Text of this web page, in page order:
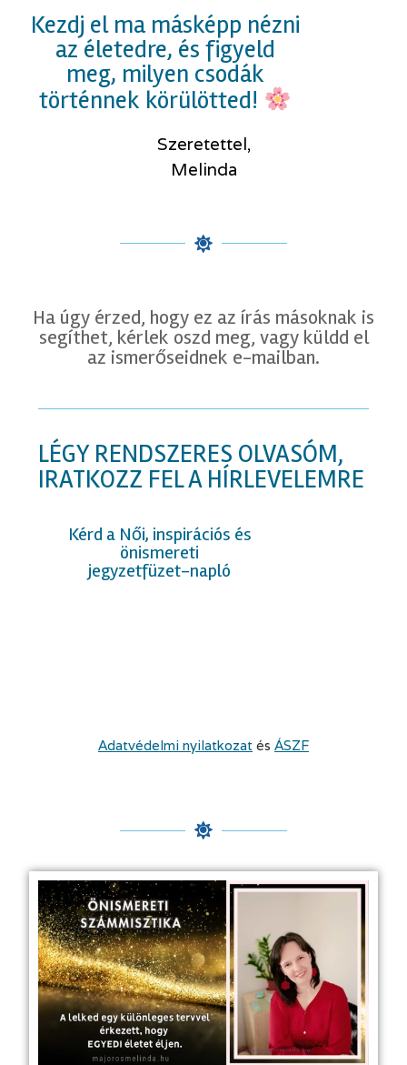
Kezdj el ma másképp nézni
az életedre, és figyeld
meg, milyen csodák
történnek körülötted!
Szeretettel,
Melinda
Ha úgy érzed, hogy ez az írás másoknak is
segíthet, kérlek oszd meg, vagy küldd el
az ismerőseidnek e-mailban.
LÉGY RENDSZERES OLVASÓM,
IRATKOZZ FEL A HÍRLEVELEMRE
Kérd a Női, inspirációs és
önismereti
jegyzetfüzet-napló
Adatvédelmi nyilatkozat és ÁSZF